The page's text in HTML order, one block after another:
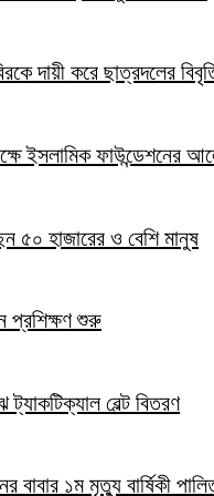
দায়ী করে ছাত্রদলের
ইসলামিক ফাউন্ডেশনের
৫০ হাজারের ও বেশি মানুষ
প্রশিক্ষণ শুরু
বেল্ট বিতরণ
বাবার ১ম মৃত্যু বার্ষিকী